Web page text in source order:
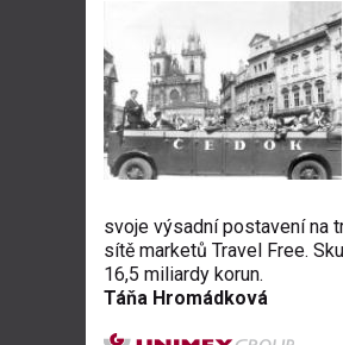
svoje výsadní postavení na
sítě marketů Travel Free.
16,5 miliardy korun.
Táňa Hromádková